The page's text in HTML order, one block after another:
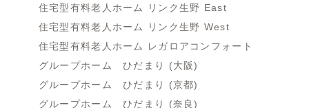
住宅型有料老人ホーム リンク生野 East
住宅型有料老人ホーム リンク生野 West
住宅型有料老人ホーム レガロアコンフォート
グループホーム ひだまり (大阪)
グループホーム ひだまり (京都)
グループホーム ひだまり (奈良)